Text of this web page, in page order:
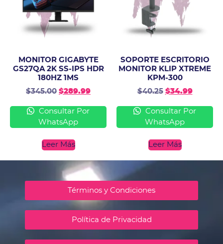
MONITOR GIGABYTE
GS27QA 2K SS-IPS HDR
180HZ 1MS
$345.00 $289.99
Consultar Por
WhatsApp
Leer Más
SOPORTE ESCRITORIO
MONITOR KLIP XTREME
KPM-300
$40.25 $34.99
Consultar Por
WhatsApp
Leer Más
Términos y Condiciones
Política de Privacidad